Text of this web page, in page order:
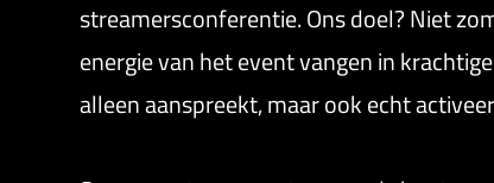
streamersconferentie. Ons doel? Niet
energie van het event vangen in
alleen aanspreekt, maar ook echt